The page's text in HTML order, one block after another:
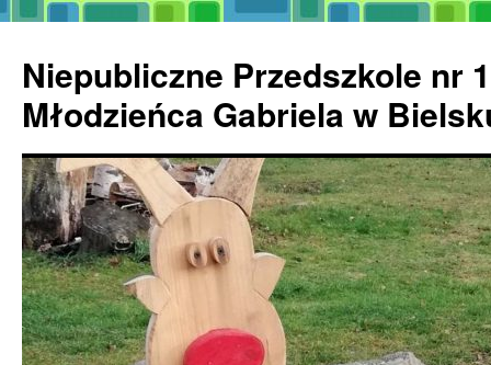
treści
Niepubliczne Przedszkole nr
Młodzieńca Gabriela w